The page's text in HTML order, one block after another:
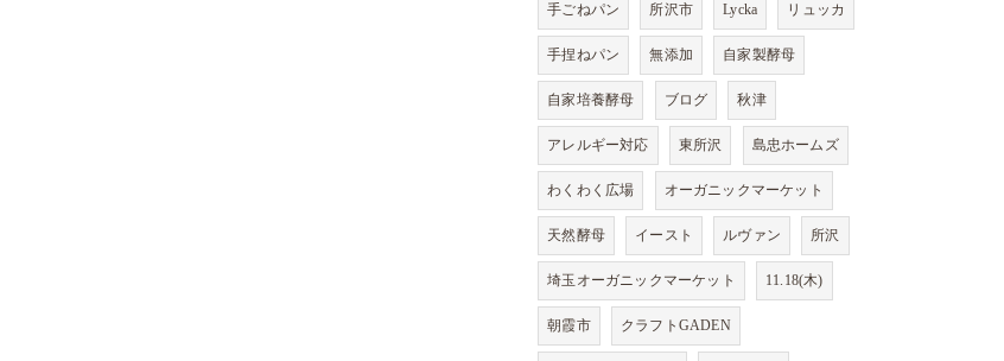
手ごねパン 所沢市 Lycka リュッカ
手捏ねパン 無添加 自家製酵母
自家培養酵母 ブログ 秋津
アレルギー対応 東所沢 島忠ホームズ
わくわく広場 オーガニックマーケット
天然酵母 イースト ルヴァン 所沢
埼玉オーガニックマーケット 11.18(木)
朝霞市 クラフトGADEN